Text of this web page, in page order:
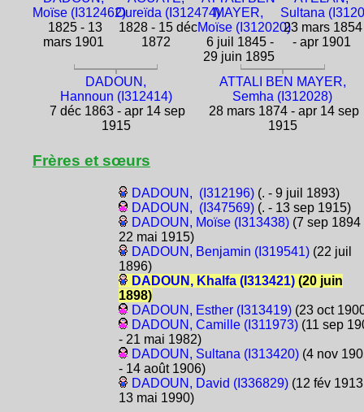
Moïse (I312462)
1825 - 13
mars 1901
Oureïda (I312474)
1828 - 15 déc
1872
MAYER,
Moïse (I312020)
6 juil 1845 -
29 juin 1895
Sultana
23 mars 1854
- apr 1901
DADOUN,
Hannoun (I312414)
7 déc 1863 - apr 14 sep
1915
ATTALI BEN MAYER,
Semha (I312028)
28 mars 1874 - apr 14 sep
1915
Frères et sœurs
DADOUN, (I312196)(. - 9 juil 1893)
DADOUN, (I347569)(. - 13 sep 1915)
DADOUN, Moïse (I313438)(7 sep 1894
22 mai 1915)
DADOUN, Benjamin (I319541)(22 juil
1896)
DADOUN, Khalfa (I313421)(20 juin
1898)
DADOUN, Esther (I313419)(23 oct
DADOUN, Camille (I311973)(11 sep
- 21 mai 1982)
DADOUN, Sultana (I313420)(4 nov
- 14 août 1906)
DADOUN, David (I336829)(12 fév
13 mai 1990)